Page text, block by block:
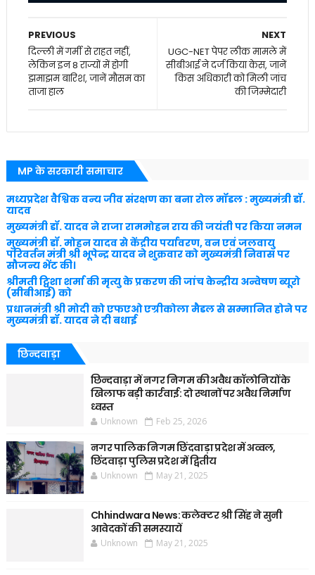
NEXT
UGC-NET पेपर लीक मामले में
सीबीआई ने दर्ज किया केस, जानें
किस अधिकारी को मिली जांच
की जिम्मेदारी
PREVIOUS
दिल्ली में गर्मी से राहत नहीं,
लेकिन इन 8 राज्यों में होगी
झमाझम बारिश, जानें मौसम का
ताजा हाल
MP के सरकारी समाचार
मध्यप्रदेश वैश्विक वन्य जीव संरक्षण का बना रोल मॉडल : मुख्यमंत्री डॉ.
यादव
मुख्यमंत्री डॉ. यादव ने राजा राममोहन राय की जयंती पर किया नमन
मुख्यमंत्री डॉ. मोहन यादव से केंद्रीय पर्यावरण, वन एवं जलवायु
परिवर्तन मंत्री श्री भूपेन्द्र यादव ने शुक्रवार को मुख्यमंत्री निवास पर
सौजन्य भेंट की।
श्रीमती ट्विशा शर्मा की मृत्यु के प्रकरण की जांच केन्द्रीय अन्वेषण ब्यूरो
(सीबीआई) को
प्रधानमंत्री श्री मोदी को एफएओ एग्रीकोला मैडल से सम्मानित होने पर
मुख्यमंत्री डॉ. यादव ने दी बधाई
छिन्दवाड़ा
छिन्दवाड़ा में नगर निगम की अवैध कॉलोनियों के
खिलाफ बड़ी कार्रवाई: दो स्थानों पर अवैध निर्माण
ध्वस्त
Unknown Feb 25, 2026
नगर पालिक निगम छिंदवाड़ा प्रदेश में अव्वल,
छिंदवाड़ा पुलिस प्रदेश में द्वितीय
Unknown May 21, 2025
Chhindwara News: कलेक्टर श्री सिंह ने सुनी
आवेदकों की समस्यायें
Unknown May 21, 2025